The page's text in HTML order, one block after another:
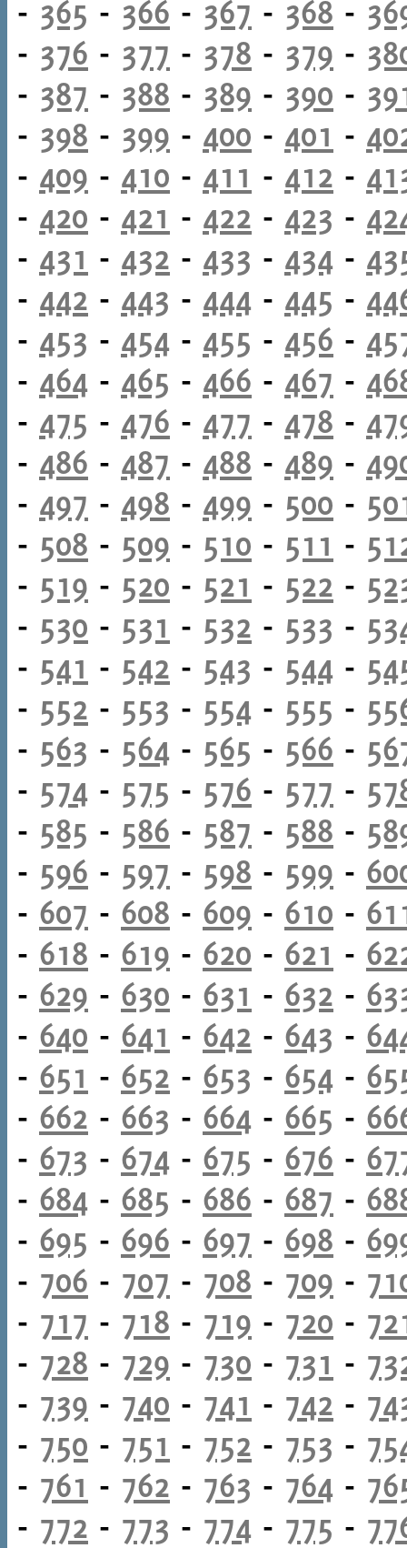
- 365 - 366 - 367 - 368 -
- 376 - 377 - 378 - 379 -
- 387 - 388 - 389 - 390 -
- 398 - 399 - 400 - 401 -
- 409 - 410 - 411 - 412 -
- 420 - 421 - 422 - 423 -
- 431 - 432 - 433 - 434 -
- 442 - 443 - 444 - 445 -
- 453 - 454 - 455 - 456 -
- 464 - 465 - 466 - 467 -
- 475 - 476 - 477 - 478 -
- 486 - 487 - 488 - 489 -
- 497 - 498 - 499 - 500 -
- 508 - 509 - 510 - 511 -
- 519 - 520 - 521 - 522 -
- 530 - 531 - 532 - 533 -
- 541 - 542 - 543 - 544 -
- 552 - 553 - 554 - 555 -
- 563 - 564 - 565 - 566 -
- 574 - 575 - 576 - 577 -
- 585 - 586 - 587 - 588 -
- 596 - 597 - 598 - 599 -
- 607 - 608 - 609 - 610 -
- 618 - 619 - 620 - 621 -
- 629 - 630 - 631 - 632 -
- 640 - 641 - 642 - 643 -
- 651 - 652 - 653 - 654 -
- 662 - 663 - 664 - 665 -
- 673 - 674 - 675 - 676 -
- 684 - 685 - 686 - 687 -
- 695 - 696 - 697 - 698 -
- 706 - 707 - 708 - 709 -
- 717 - 718 - 719 - 720 -
- 728 - 729 - 730 - 731 -
- 739 - 740 - 741 - 742 -
- 750 - 751 - 752 - 753 -
- 761 - 762 - 763 - 764 -
- 772 - 773 - 774 - 775 -